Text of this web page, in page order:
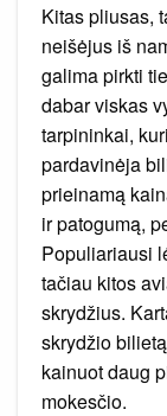
Kitas pliusas,
neišėjus iš
galima pirkti
dabar viskas
tarpininkai,
pardavinėja
prieinamą
ir patogumą,
Populiariausi
tačiau kitos
skrydžius.
skrydžio
kainuot daug
mokesčio.